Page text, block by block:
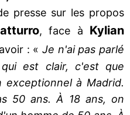
presse sur les propos
, face à Kylian
: «Je n'ai pas parlé
est clair, c'est que
à Madrid.
50 ans. À 18 ans, on